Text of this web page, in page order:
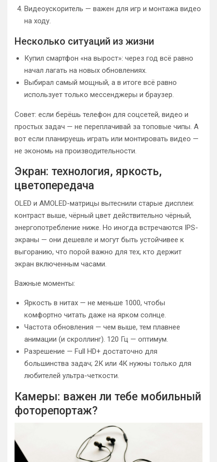
Видеоускоритель — важен для игр и монтажа видео
на ходу.
Несколько ситуаций из жизни
Купил смартфон «на вырост»: через год всё равно
начал лагать на новых обновлениях.
Выбирал самый мощный, а в итоге всё равно
использует только мессенджеры и браузер.
Совет: если берёшь телефон для соцсетей, видео и
простых задач — не переплачивай за топовые чипы. А
вот если планируешь играть или монтировать видео —
не экономь на производительности.
Экран: технология, яркость,
цветопередача
OLED и AMOLED-матрицы вытеснили старые дисплеи:
контраст выше, чёрный цвет действительно чёрный,
энергопотребление ниже. Но иногда встречаются IPS-
экраны — они дешевле и могут быть устойчивее к
выгоранию, что порой важно для тех, кто держит
экран включенным часами.
Важные моменты:
Яркость в нитах — не меньше 1000, чтобы
комфортно читать даже на ярком солнце.
Частота обновления — чем выше, тем плавнее
анимации (и скроллинг). 120 Гц — оптимум.
Разрешение — Full HD+ достаточно для
большинства задач; 2К или 4К нужны только для
любителей ультра-четкости.
Камеры: важен ли тебе мобильный
фоторепортаж?